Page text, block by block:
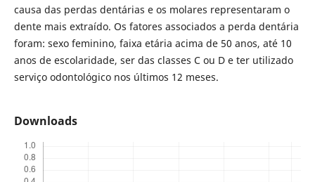
causa das perdas dentárias e os molares representaram o
dente mais extraído. Os fatores associados a perda dentária
foram: sexo feminino, faixa etária acima de 50 anos, até 10
anos de escolaridade, ser das classes C ou D e ter utilizado
serviço odontológico nos últimos 12 meses.
Downloads